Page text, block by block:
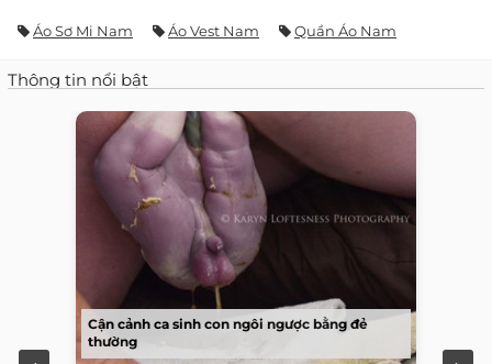
Áo Sơ Mi Nam Áo Vest Nam Quần Áo Nam
Thông tin nổi bật
Cận cảnh ca sinh con ngôi ngược bằng đẻ
thường